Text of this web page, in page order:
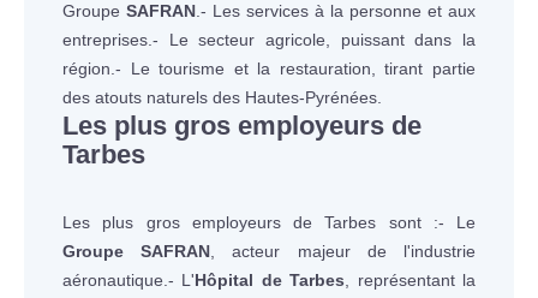
Groupe SAFRAN .- Les services à la personne et aux
entreprises.- Le secteur agricole, puissant dans la
région.- Le tourisme et la restauration, tirant partie
des atouts naturels des Hautes-Pyrénées.
Les plus gros employeurs de
Tarbes
Les plus gros employeurs de Tarbes sont :- Le
Groupe SAFRAN , acteur majeur de l'industrie
aéronautique.- L'Hôpital de Tarbes , représentant la